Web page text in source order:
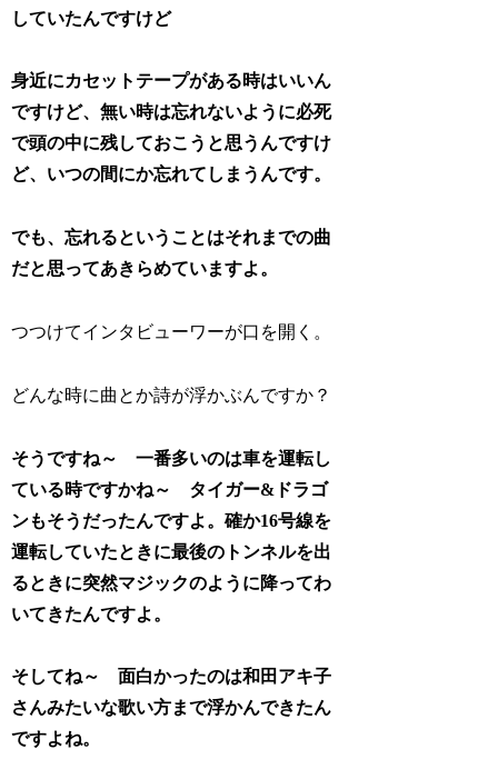
していたんですけど
身近にカセットテープがある時はいいん
ですけど、無い時は忘れないように必死
で頭の中に残しておこうと思うんですけ
ど、いつの間にか忘れてしまうんです。
でも、忘れるということはそれまでの曲
だと思ってあきらめていますよ。
つつけてインタビューワーが口を開く。
どんな時に曲とか詩が浮かぶんですか？
そうですね～ 一番多いのは車を運転し
ている時ですかね～ タイガー&ドラゴ
ンもそうだったんですよ。確か16号線を
運転していたときに最後のトンネルを出
るときに突然マジックのように降ってわ
いてきたんですよ。
そしてね～ 面白かったのは和田アキ子
さんみたいな歌い方まで浮かんできたん
ですよね。